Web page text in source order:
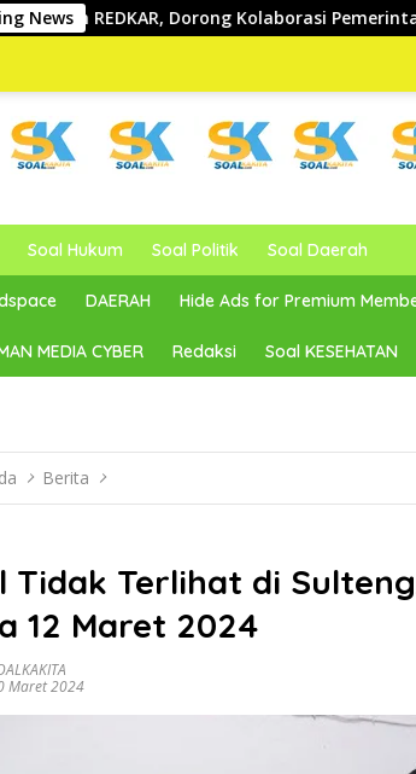
NewsKolaborasi Pemerintah dan Masyarakat
Soal Hukum Soal Politik Soal Daerah
DAERAH Hide Ads for Premium
MEDIA CYBER Redaksi Soal KESEHATAN
Berita
Tidak Terlihat di
12 Maret 2024
Maret 2024